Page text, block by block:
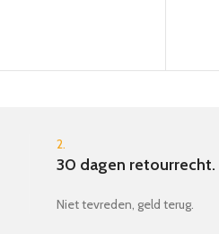
2.
30 dagen retourrecht.
Niet tevreden, geld terug.